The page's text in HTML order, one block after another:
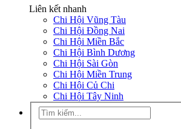
Liên kết nhanh
Chi Hội Vũng Tàu
Chi Hội Đồng Nai
Chi Hội Miền Bắc
Chi Hội Bình Dương
Chi Hội Sài Gòn
Chi Hội Miền Trung
Chi Hội Củ Chi
Chi Hội Tây Ninh